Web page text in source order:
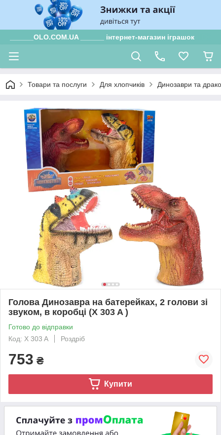
______OLO.COM.UA ______ інтернет-магазин іграшок
Товари та послуги Для хлопчиків Динозаври та
Голова Динозавра на батерейках, 2 голови зі
звуком, в коробці (X 303 A )
Готово до відправки
Код: X 303 A
Роздріб
753 ₴
Купити